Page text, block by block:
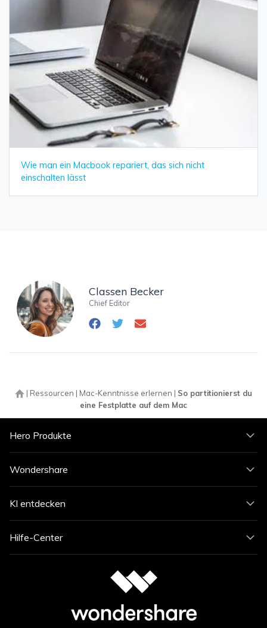
Wie man ein Macbook repariert, das sich nicht
einschalten lässt
Classen Becker
Chief Editor
| Ressourcen | Mac-Kenntnisse erlernen | So partitionierst du
eine Festplatte auf dem Mac
Hero Produkte
Wondershare
KI entdecken
Hilfe-Center